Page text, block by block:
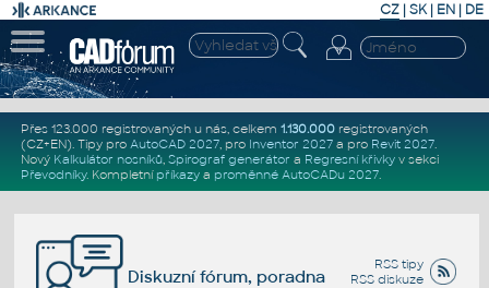
CZ | SK| EN | DE
Přes 123.000 registrovaných u nás, celkem 1.130.000registrovaných
(CZ+EN). Tipy pro AutoCAD 2027, pro Inventor 2027a pro Revit 2027.
Nový Kalkulátor nosníků, Spirograf generátor a Regresní křivkyv sekci
Převodníky. Kompletní příkazya proměnné AutoCADu 2027.
RSS tipy
RSS diskuze
Diskuzní fórum, poradna